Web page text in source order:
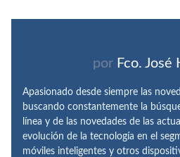
por Fco. José
Apasionado desde siempre las
buscando constantemente la
línea y de las novedades de las
evolución de la tecnología en el
móviles inteligentes y otros